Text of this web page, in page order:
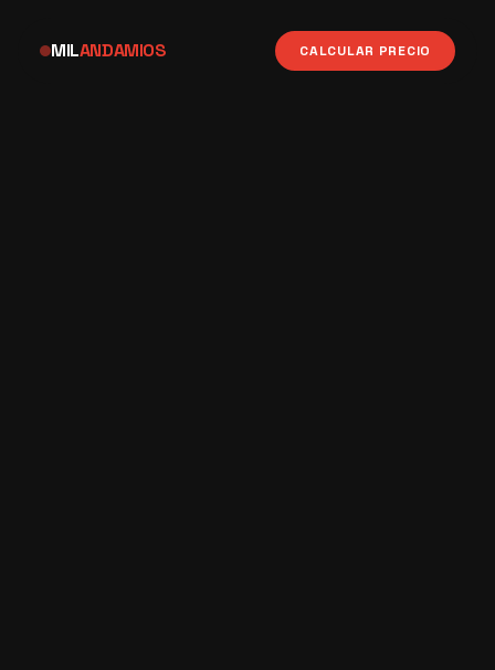
MILANDAMIOS CALCULAR PRECIO